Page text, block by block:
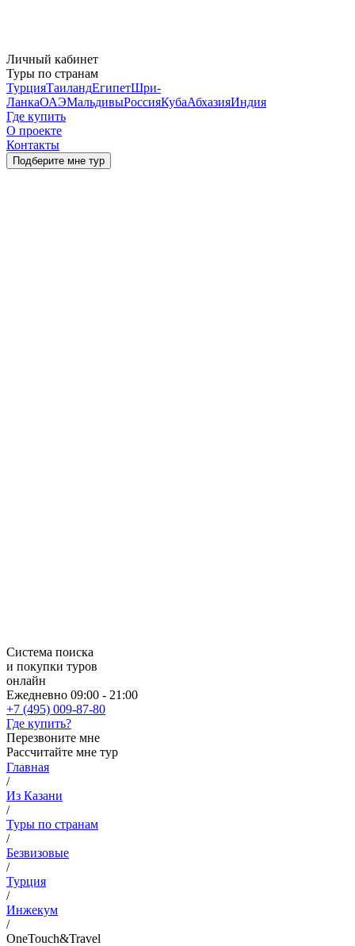
Личный кабинет
Туры по странам
ТурцияТаиландЕгипетШри-
ЛанкаОАЭМальдивыРоссияКубаАбхазияИндия
Где купить
О проекте
Контакты
Подберите мне тур
Система поиска
и покупки туров
онлайн
Ежедневно 09:00 - 21:00
+7 (495) 009-87-80
Где купить?
Перезвоните мне
Рассчитайте мне тур
Главная
/
Из Казани
/
Туры по странам
/
Безвизовые
/
Турция
/
Инжекум
/
OneTouch&Travel